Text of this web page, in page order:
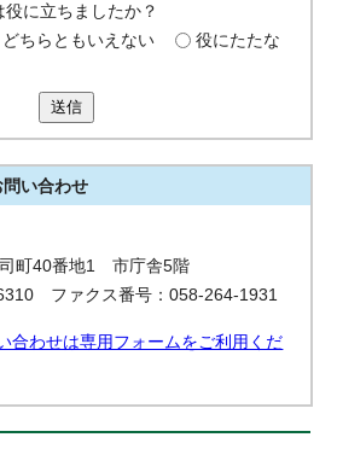
に立ちましたか？
どちらともいえない
役にたたな
送信
問い合わせ
町40番地1 市庁舎5階
ファクス番号：058-264-1931
合わせは専用フォームをご利用くだ